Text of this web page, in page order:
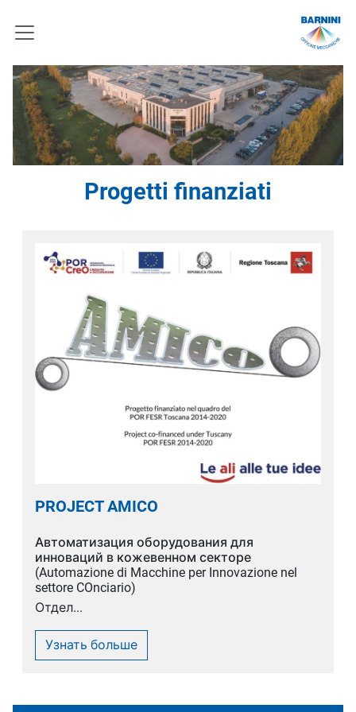
Progetti finanziati
PROJECT AMICO
Автоматизация оборудования для
инноваций в кожевенном секторе
(Automazione di Macchine per Innovazione nel
settore COnciario)
Отдел...
Узнать больше